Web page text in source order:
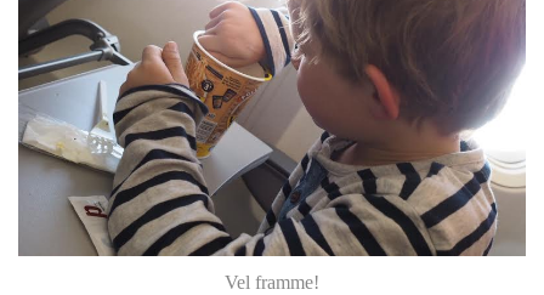
Vel framme!